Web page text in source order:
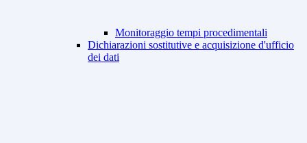
Monitoraggio tempi procedimentali
Dichiarazioni sostitutive e acquisizione d'ufficio
dei dati